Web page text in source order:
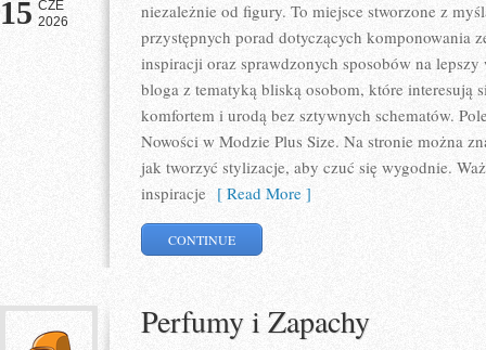
15 CZE
2026
niezależnie od figury. To miejsce stworzone z
przystępnych porad dotyczących komponowania
inspiracji oraz sprawdzonych sposobów na
bloga z tematyką bliską osobom, które interesują
komfortem i urodą bez sztywnych schematów.
Nowości w Modzie Plus Size. Na stronie można
jak tworzyć stylizacje, aby czuć się wygodnie.
inspiracje [ Read More ]
CONTINUE
Perfumy i Zapachy